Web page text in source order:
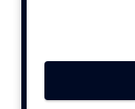
Bureaus